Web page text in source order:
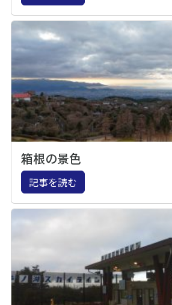
箱根の景色
記事を読む